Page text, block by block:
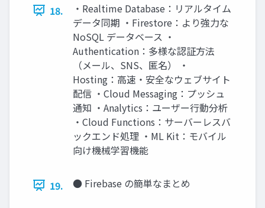
18.
・Realtime Database：リアルタイム
データ同期 ・Firestore：より強力な
NoSQL データベース ・
Authentication：多様な認証方法
（メール、SNS、匿名） ・
Hosting：高速・安全なウェブサイト
配信 ・Cloud Messaging：プッシュ
通知 ・Analytics：ユーザー行動分析
・Cloud Functions：サーバーレスバ
ックエンド処理 ・ML Kit：モバイル
向け機械学習機能
19. ● Firebase の簡単なまとめ